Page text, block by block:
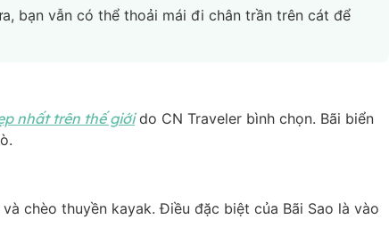
bạn vẫn có thể thoải mái đi chân trần trên cát để
nhất trên thế giớido CN Traveler bình chọn. Bãi biển
chèo thuyền kayak. Điều đặc biệt của Bãi Sao là vào